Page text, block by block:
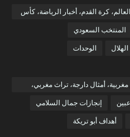
كرة القدم، أخبار الرياضة، كأس
المنتخب السعودي
الهلال الوحدات
أمثال دارجة، تراث مغربي،
إنجازات جمال السلامي
أهداف أبو تريكة